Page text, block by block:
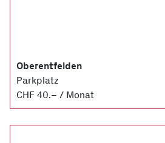
Oberentfelden
Parkplatz
CHF 40.– / Monat